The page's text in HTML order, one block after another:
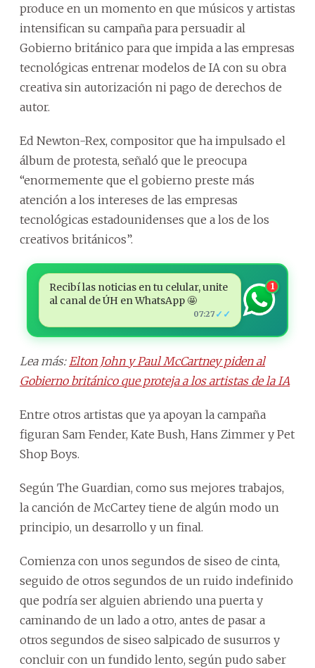
produce en un momento en que músicos y artistas
intensifican su campaña para persuadir al
Gobierno británico para que impida a las empresas
tecnológicas entrenar modelos de IA con su obra
creativa sin autorización ni pago de derechos de
autor.
Ed Newton-Rex, compositor que ha impulsado el
álbum de protesta, señaló que le preocupa
“enormemente que el gobierno preste más
atención a los intereses de las empresas
tecnológicas estadounidenses que a los de los
creativos británicos”.
Recibí las noticias en tu celular, unite
al canal de ÚH en WhatsApp 🤩
07:27 ✓✓
1
Lea más: Elton John y Paul McCartney piden al
Gobierno británico que proteja a los artistas de la IA
Entre otros artistas que ya apoyan la campaña
figuran Sam Fender, Kate Bush, Hans Zimmer y Pet
Shop Boys.
Según The Guardian, como sus mejores trabajos,
la canción de McCartey tiene de algún modo un
principio, un desarrollo y un final.
Comienza con unos segundos de siseo de cinta,
seguido de otros segundos de un ruido indefinido
que podría ser alguien abriendo una puerta y
caminando de un lado a otro, antes de pasar a
otros segundos de siseo salpicado de susurros y
concluir con un fundido lento, según pudo saber